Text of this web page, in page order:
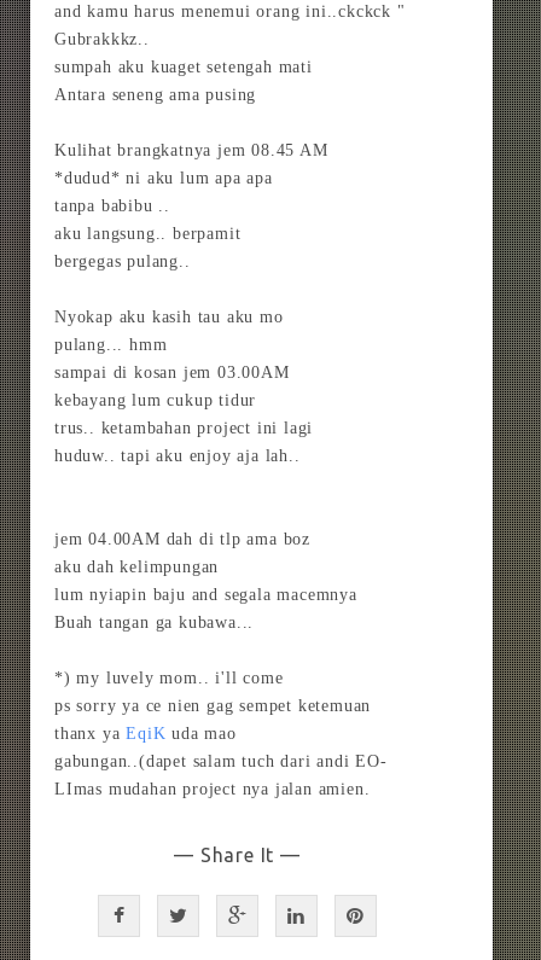
and kamu harus menemui orang ini..ckckck "
Gubrakkkz..
sumpah aku kuaget setengah mati
Antara seneng ama pusing
Kulihat brangkatnya jem 08.45 AM
*dudud* ni aku lum apa apa
tanpa babibu ..
aku langsung.. berpamit
bergegas pulang..
Nyokap aku kasih tau aku mo
pulang... hmm
sampai di kosan jem 03.00AM
kebayang lum cukup tidur
trus.. ketambahan project ini lagi
huduw.. tapi aku enjoy aja lah..
jem 04.00AM dah di tlp ama boz
aku dah kelimpungan
lum nyiapin baju and segala macemnya
Buah tangan ga kubawa...
*) my luvely mom.. i'll come
ps sorry ya ce nien gag sempet ketemuan
thanx yaEqiKuda mao
gabungan..(dapet salam tuch dari andi EO-
LImas mudahan project nya jalan amien.
— Share It —